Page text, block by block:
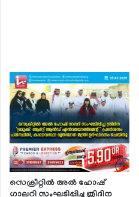
സെക്രീറ്റില്‍ അല്‍ ഹോഷ്
ഗാലറി സംഘടിപ്പിച്ച ത്രിദിന